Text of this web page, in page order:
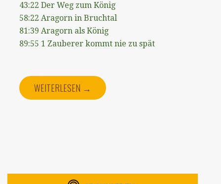
43:22 Der Weg zum König
58:22 Aragorn in Bruchtal
81:39 Aragorn als König
89:55 1 Zauberer kommt nie zu spät
WEITERLESEN →